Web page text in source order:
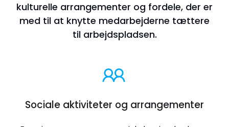
kulturelle arrangementer og fordele, der er
med til at knytte medarbejderne tættere
til arbejdspladsen.
Sociale aktiviteter og arrangementer